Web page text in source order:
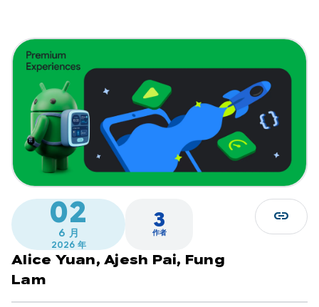
02
6 月
2026 年
3
作者
Alice Yuan, Ajesh Pai, Fung
Lam
link